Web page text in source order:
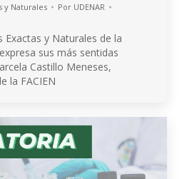
y Naturales Por UDENAR
Exactas y Naturales de la
sus más sentidas
Castillo Meneses,
la FACIEN